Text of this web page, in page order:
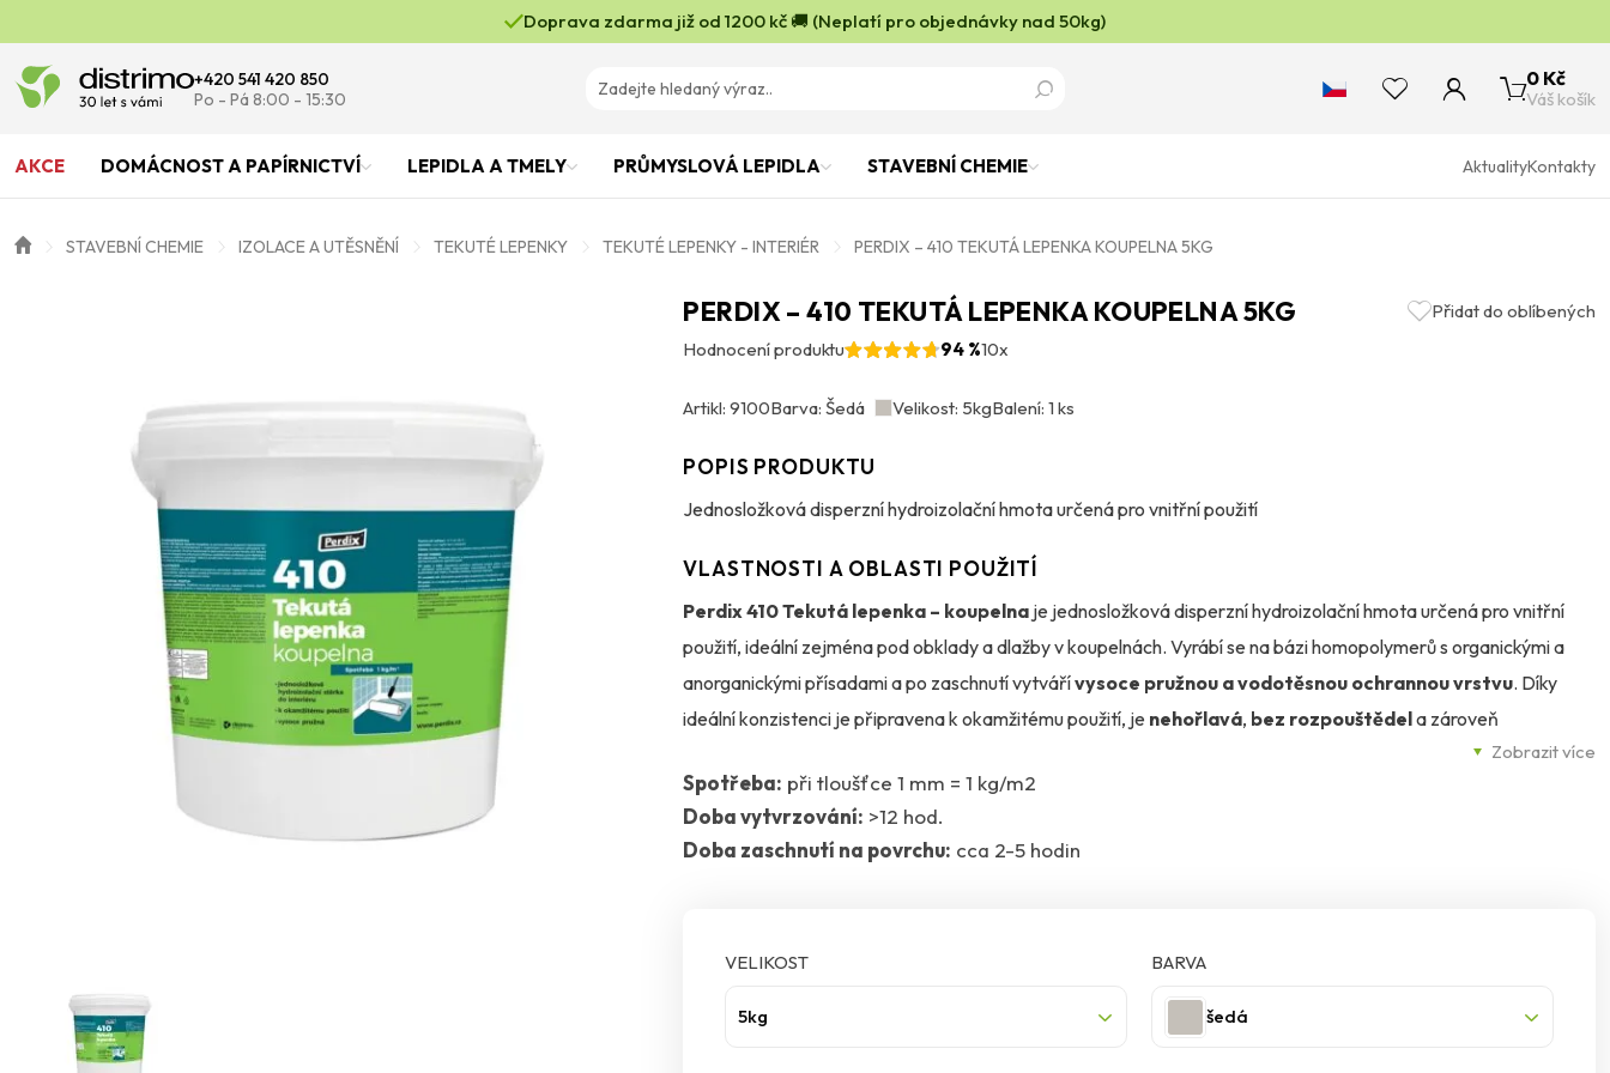
Doprava zdarma již od 1200 kč 🚚 (Neplatí pro objednávky nad 50kg)
+420 541 420 850
Po - Pá 8:00 - 15:30
0 Kč
Váš košík
AKCE DOMÁCNOST A PAPÍRNICTVÍ LEPIDLA A TMELY PRŮMYSLOVÁ LEPIDLA STAVEBNÍ CHEMIE AktualityKontakty
STAVEBNÍ CHEMIE IZOLACE A UTĚSNĚNÍ TEKUTÉ LEPENKY TEKUTÉ LEPENKY - INTERIÉR PERDIX – 410 TEKUTÁ LEPENKA KOUPELNA 5KG
PERDIX – 410 TEKUTÁ LEPENKA KOUPELNA 5KG
Přidat do oblíbených
Hodnocení produktu
94 %10x
Artikl: 9100Barva: Šedá Velikost: 5kgBalení: 1 ks
POPIS PRODUKTU
Jednosložková disperzní hydroizolační hmota určená pro vnitřní použití
Zobrazit více
VLASTNOSTI A OBLASTI POUŽITÍ
Perdix 410 Tekutá lepenka – koupelna je jednosložková disperzní hydroizolační hmota určená pro vnitřní
použití, ideální zejména pod obklady a dlažby v koupelnách. Vyrábí se na bázi homopolymerů s organickými a
anorganickými přísadami a po zaschnutí vytvářívysoce pružnou a vodotěsnou ochrannou vrstvu. Díky
ideální konzistenci je připravena k okamžitému použití, je nehořlavá, bez rozpouštědela zároveň
Po aplikaci vytváří hmotavelmi přilnavý povrch
dokáže takpřeklenout i neaktivní trhlinyv podkladu. Není však určena jako finální vrstva – neodolává oděru
Tekutá lepenka Perdix 410 se nanáší na vyzrálý, suchý a čistý podklad zbavený prachu, mastnoty a
nesoudržných vrstev. Vhodnými materiály jsou například stěrky, beton, cementové a anhydritové potěry,
sádrokarton, dřevotříska nebo omítka. Před samotnou aplikací je nutné podklad napenetrovat, u velmi savých
Spotřeba: při tloušťce 1 mm = 1 kg/m2
Doba vytvrzování: >12 hod.
Doba zaschnutí na povrchu: cca 2-5 hodin
VELIKOST
5kg
BARVA
šedá